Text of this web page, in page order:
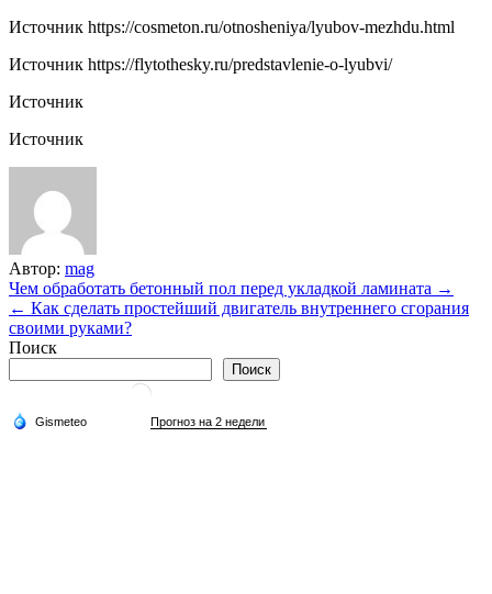
Источник https://cosmeton.ru/otnosheniya/lyubov-mezhdu.html
Источник https://flytothesky.ru/predstavlenie-o-lyubvi/
Источник
Источник
Автор: mag
Навигация
по
записям
Чем обработать бетонный пол перед укладкой ламината →
← Как сделать простейший двигатель внутреннего сгорания
своими руками?
Поиск
Поиск